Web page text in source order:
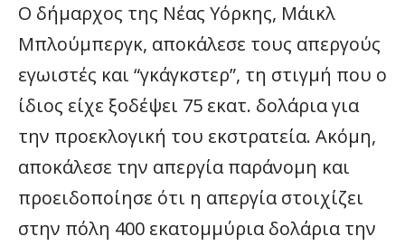
Ο δήμαρχος της Νέας Υόρκης, Μάικλ
Μπλούμπεργκ, αποκάλεσε τους απεργούς
εγωιστές και “γκάγκστερ”, τη στιγμή που ο
ίδιος είχε ξοδέψει 75 εκατ. δολάρια για
την προεκλογική του εκστρατεία. Ακόμη,
αποκάλεσε την απεργία παράνομη και
προειδοποίησε ότι η απεργία στοιχίζει
στην πόλη 400 εκατομμύρια δολάρια την